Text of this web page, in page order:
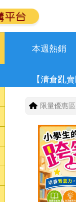
本週熱銷
【清倉亂
限量優惠區